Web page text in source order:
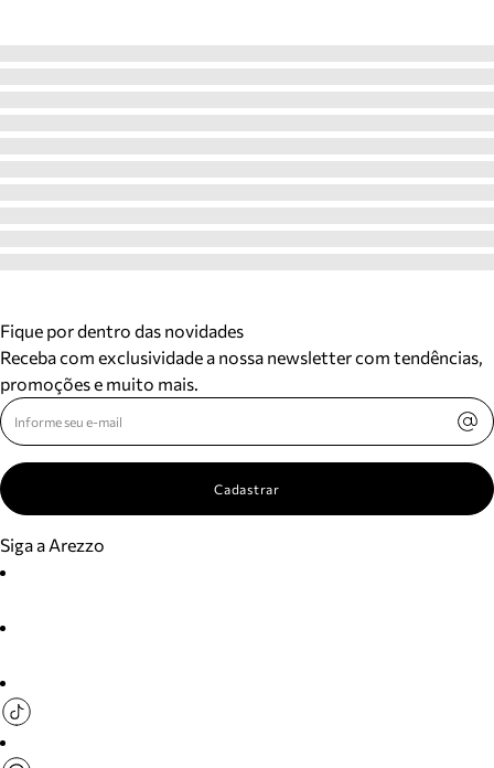
Fique por dentro das novidades
Receba com exclusividade a nossa newsletter com tendências,
promoções e muito mais.
Cadastrar
Siga a Arezzo